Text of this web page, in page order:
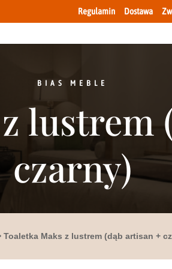
Regulamin Dostawa
BIAS MEBLE
lustrem
czarny)
Toaletka Maks z lustrem (dąb artisan +